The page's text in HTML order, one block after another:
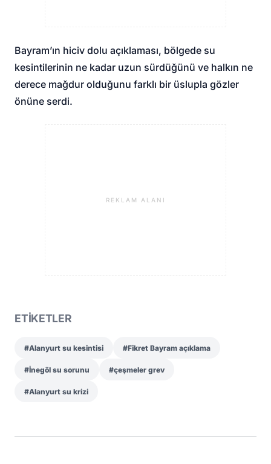
Bayram’ın hiciv dolu açıklaması, bölgede su
kesintilerinin ne kadar uzun sürdüğünü ve halkın ne
derece mağdur olduğunu farklı bir üslupla gözler
önüne serdi.
REKLAM ALANI
ETİKETLER
#Alanyurt su kesintisi #Fikret Bayram açıklama
#İnegöl su sorunu #çeşmeler grev
#Alanyurt su krizi